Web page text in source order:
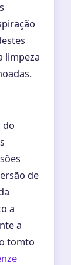
limpeza
do
de
a
a
tomto